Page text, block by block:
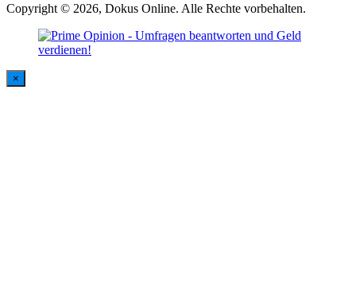
Copyright © 2026, Dokus Online. Alle Rechte vorbehalten.
×